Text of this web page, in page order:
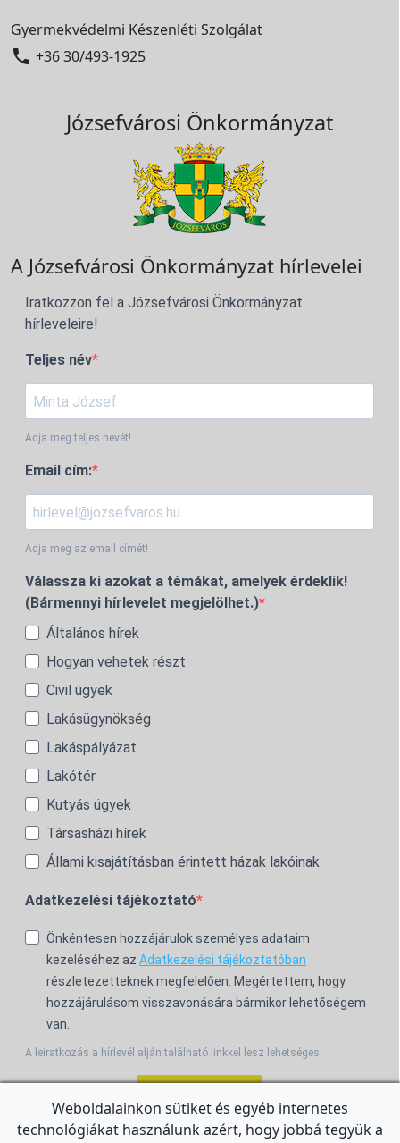
Gyermekvédelmi Készenléti Szolgálat
 +36 30/493-1925
Józsefvárosi Önkormányzat
A Józsefvárosi Önkormányzat hírlevelei
Iratkozzon fel a Józsefvárosi Önkormányzat
hírleveleire!
Teljes név
Adja meg teljes nevét!
Email cím:
Adja meg az email címét!
Válassza ki azokat a témákat, amelyek érdeklik!
(Bármennyi hírlevelet megjelölhet.)
Általános hírek
Hogyan vehetek részt
Civil ügyek
Lakásügynökség
Lakáspályázat
Lakótér
Kutyás ügyek
Társasházi hírek
Állami kisajátításban érintett házak lakóinak
Adatkezelési tájékoztató
Önkéntesen hozzájárulok személyes adataim
kezeléséhez az Adatkezelési tájékoztatóban
részletezetteknek megfelelően. Megértettem, hogy
hozzájárulásom visszavonására bármikor lehetőségem
van.
A leiratkozás a hírlevél alján található linkkel lesz lehetséges.
Weboldalainkon sütiket és egyéb internetes
technológiákat használunk azért, hogy jobbá tegyük a